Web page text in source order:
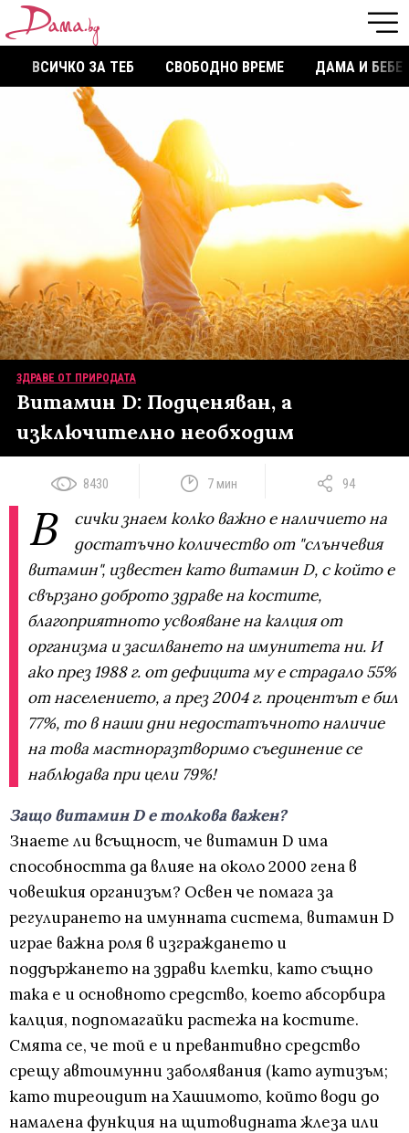
ВСИЧКО ЗА ТЕБ СВОБОДНО ВРЕМЕ ДАМА И БЕБЕ
ЗДРАВЕ ОТ ПРИРОДАТА
Витамин D: Подценяван, а
изключително необходим
8430 7 мин 94
В
сички знаем колко важно е наличието на
достатъчно количество от "слънчевия
витамин", известен като витамин D, с който е
свързано доброто здраве на костите,
благоприятното усвояване на калция от
организма и засилването на имунитета ни. И
ако през 1988 г. от дефицита му е страдало 55%
от населението, а през 2004 г. процентът е бил
77%, то в наши дни недостатъчното наличие
на това мастноразтворимо съединение се
наблюдава при цели 79%!
Защо витамин D е толкова важен?
Знаете ли всъщност, че витамин D има
способността да влияе на около 2000 гена в
човешкия организъм? Освен че помага за
регулирането на имунната система, витамин D
играе важна роля в изграждането и
поддържането на здрави клетки, като същно
така е и основното средство, което абсорбира
калция, подпомагайки растежа на костите.
Смята се, че той е и превантивно средство
срещу автоимунни заболявания (като аутизъм;
като тиреоидит на Хашимото, който води до
намалена функция на щитовидната жлеза или